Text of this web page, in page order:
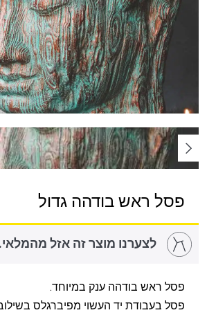
פסל ראש בודהה גדול
לצערנו מוצר זה אזל מהמלאי.
פסל ראש בודהה ענק במיוחד.
פסל בעבודת יד העשוי מפיברגלס